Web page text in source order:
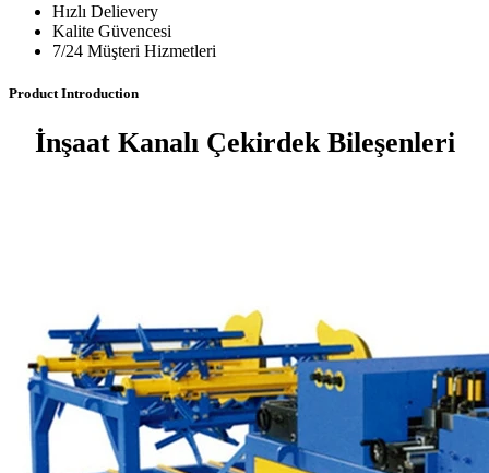
Hızlı Delievery
Kalite Güvencesi
7/24 Müşteri Hizmetleri
Product Introduction
İnşaat Kanalı Çekirdek Bileşenleri